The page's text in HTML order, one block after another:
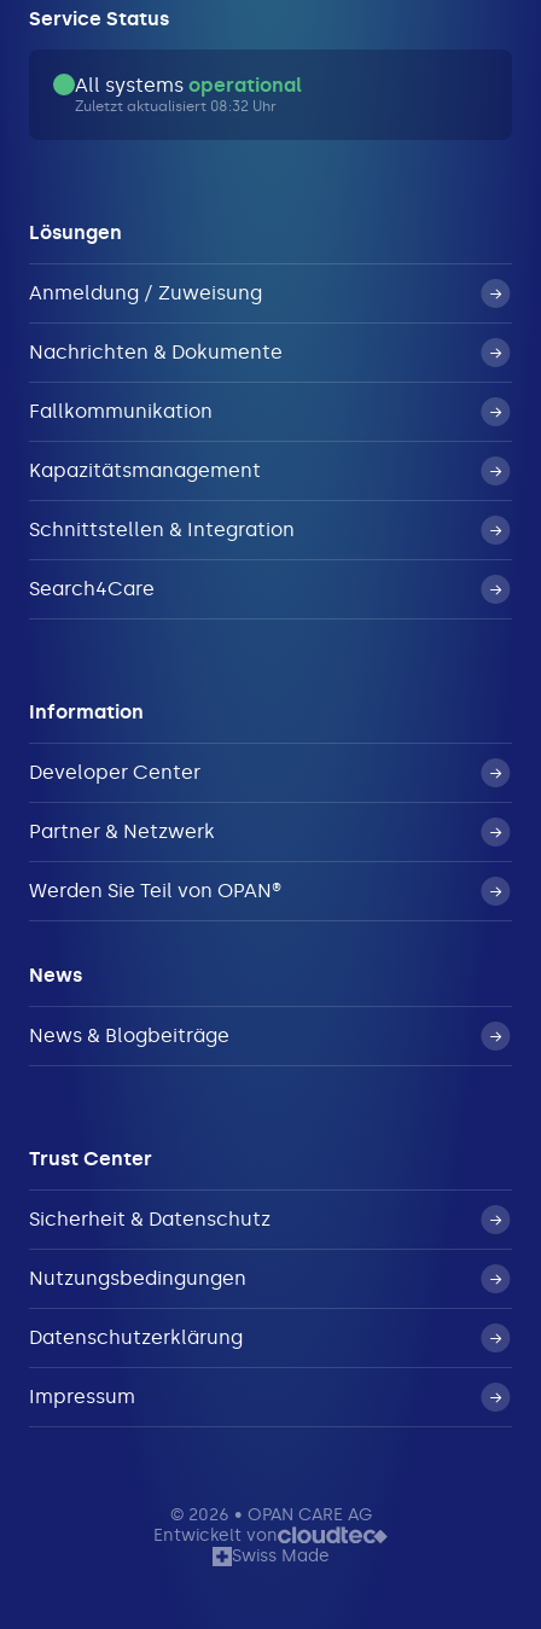
Service Status
All systems operational
Zuletzt aktualisiert 08:32 Uhr
Lösungen
Anmeldung / Zuweisung
Nachrichten & Dokumente
Fallkommunikation
Kapazitätsmanagement
Schnittstellen & Integration
Search4Care
Information
Developer Center
Partner & Netzwerk
Werden Sie Teil von OPAN®
News
News & Blogbeiträge
Trust Center
Sicherheit & Datenschutz
Nutzungsbedingungen
Datenschutzerklärung
Impressum
© 2026 • OPAN CARE AG
Entwickelt von
Swiss Made